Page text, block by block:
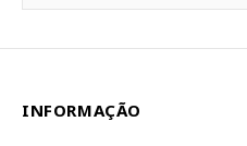
INFORMAÇÃO